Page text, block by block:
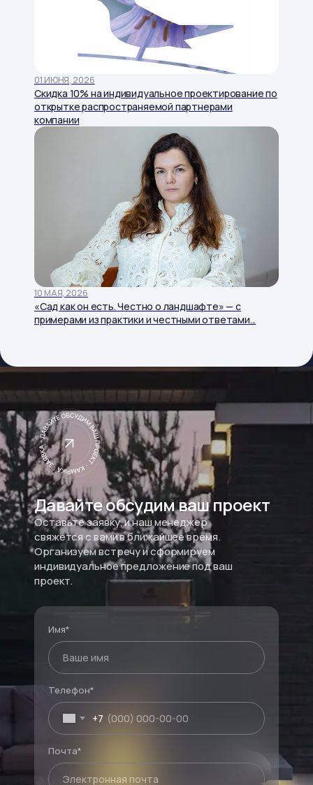
01 ИЮНЯ, 2026
Скидка 10% на индивидуальное проектирование по
открытке распространяемой партнерами
компании
10 МАЯ, 2026
«Сад как он есть. Честно о ландшафте» — с
примерами из практики и честными ответами...
Давайте обсудим ваш проект
Оставьте заявку, и наш менеджер
свяжется с вами в ближайшее время.
Организуем встречу и сформируем
индивидуальное предложение под ваш
проект.
Имя*
Телефон*
+7
Почта*